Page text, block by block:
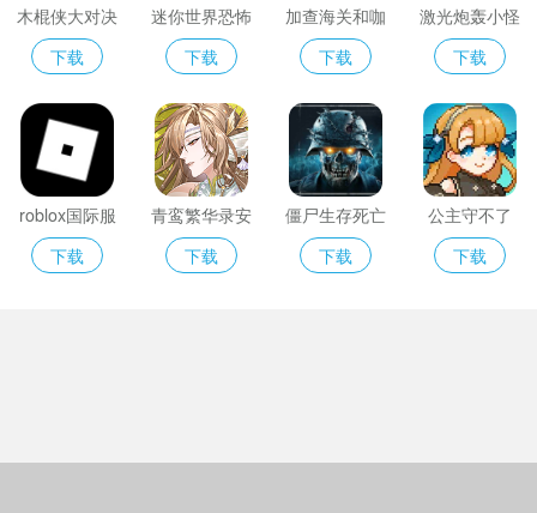
木棍侠大对决
下载
迷你世界恐怖
版ZM
下载
加查海关和咖
啡2025
下载
激光炮轰小怪
2选关版
下载
roblox国际服
官网入口
下载
青鸾繁华录安
卓版
下载
僵尸生存死亡
军团
下载
公主守不了
下载